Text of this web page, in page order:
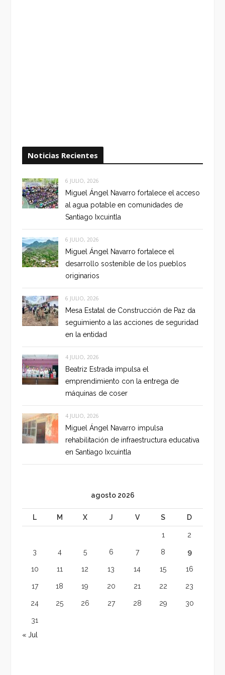
Noticias Recientes
6 JULIO, 2026
Miguel Ángel Navarro fortalece el acceso
al agua potable en comunidades de
Santiago Ixcuintla
6 JULIO, 2026
Miguel Ángel Navarro fortalece el
desarrollo sostenible de los pueblos
originarios
6 JULIO, 2026
Mesa Estatal de Construcción de Paz da
seguimiento a las acciones de seguridad
en la entidad
4 JULIO, 2026
Beatriz Estrada impulsa el
emprendimiento con la entrega de
máquinas de coser
4 JULIO, 2026
Miguel Ángel Navarro impulsa
rehabilitación de infraestructura educativa
en Santiago Ixcuintla
agosto 2026
L M X J V S D
1 2
3 4 5 6 7 8 9
10 11 12 13 14 15 16
17 18 19 20 21 22 23
24 25 26 27 28 29 30
31
« Jul